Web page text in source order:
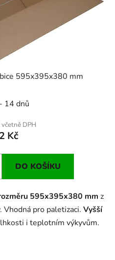
595x395x380 mm
14 dnů
DPH
Kč
DO KOŠÍKU
595x395x380 mm z
Vhodná pro paletizaci. Vyšší
i teplotním výkyvům.